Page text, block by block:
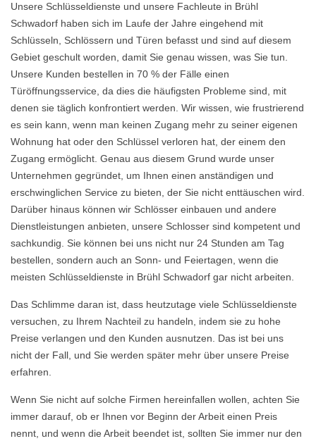
Unsere Schlüsseldienste und unsere Fachleute in Brühl
Schwadorf haben sich im Laufe der Jahre eingehend mit
Schlüsseln, Schlössern und Türen befasst und sind auf diesem
Gebiet geschult worden, damit Sie genau wissen, was Sie tun.
Unsere Kunden bestellen in 70 % der Fälle einen
Türöffnungsservice, da dies die häufigsten Probleme sind, mit
denen sie täglich konfrontiert werden. Wir wissen, wie frustrierend
es sein kann, wenn man keinen Zugang mehr zu seiner eigenen
Wohnung hat oder den Schlüssel verloren hat, der einem den
Zugang ermöglicht. Genau aus diesem Grund wurde unser
Unternehmen gegründet, um Ihnen einen anständigen und
erschwinglichen Service zu bieten, der Sie nicht enttäuschen wird.
Darüber hinaus können wir Schlösser einbauen und andere
Dienstleistungen anbieten, unsere Schlosser sind kompetent und
sachkundig. Sie können bei uns nicht nur 24 Stunden am Tag
bestellen, sondern auch an Sonn- und Feiertagen, wenn die
meisten Schlüsseldienste in Brühl Schwadorf gar nicht arbeiten.
Das Schlimme daran ist, dass heutzutage viele Schlüsseldienste
versuchen, zu Ihrem Nachteil zu handeln, indem sie zu hohe
Preise verlangen und den Kunden ausnutzen. Das ist bei uns
nicht der Fall, und Sie werden später mehr über unsere Preise
erfahren.
Wenn Sie nicht auf solche Firmen hereinfallen wollen, achten Sie
immer darauf, ob er Ihnen vor Beginn der Arbeit einen Preis
nennt, und wenn die Arbeit beendet ist, sollten Sie immer nur den